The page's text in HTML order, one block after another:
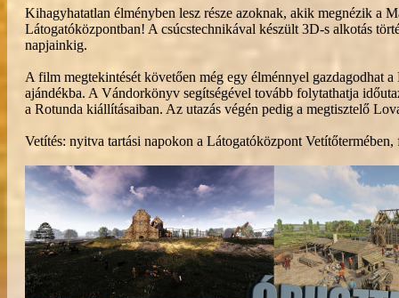
Kihagyhatatlan élményben lesz része azoknak, akik megnézik a
Látogatóközpontban! A csúcstechnikával készült 3D-s alkotás
napjainkig.
A film megtekintését követően még egy élménnyel gazdagodhat
ajándékba. A Vándorkönyv segítségével tovább folytathatja
a Rotunda kiállításaiban. Az utazás végén pedig a megtisztelő
Vetítés: nyitva tartási napokon a Látogatóközpont